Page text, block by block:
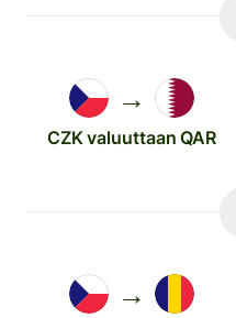
→
CZK valuuttaan QAR
→